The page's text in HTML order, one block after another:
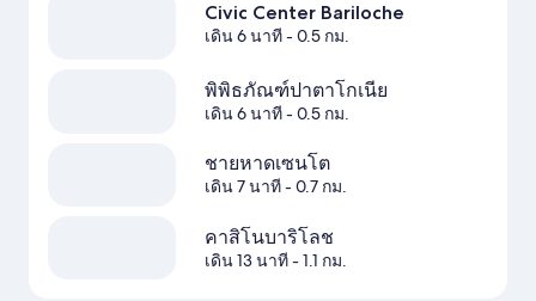
Civic Center Bariloche
เดิน 6 นาที- 0.5 กม.
พิพิธภัณฑ์ปาตาโกเนีย
เดิน 6 นาที- 0.5 กม.
ชายหาดเซนโต
เดิน 7 นาที- 0.7 กม.
คาสิโนบาริโลช
เดิน 13 นาที- 1.1 กม.